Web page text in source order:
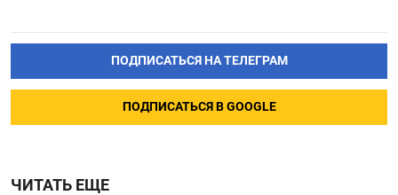
ПОДПИСАТЬСЯ НА ТЕЛЕГРАМ
ПОДПИСАТЬСЯ В GOOGLE
ЧИТАТЬ ЕЩЕ